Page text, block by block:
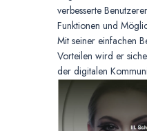
verbesserte
Funktionen und
Mit seiner einfachen
Vorteilen wird er
der digitalen